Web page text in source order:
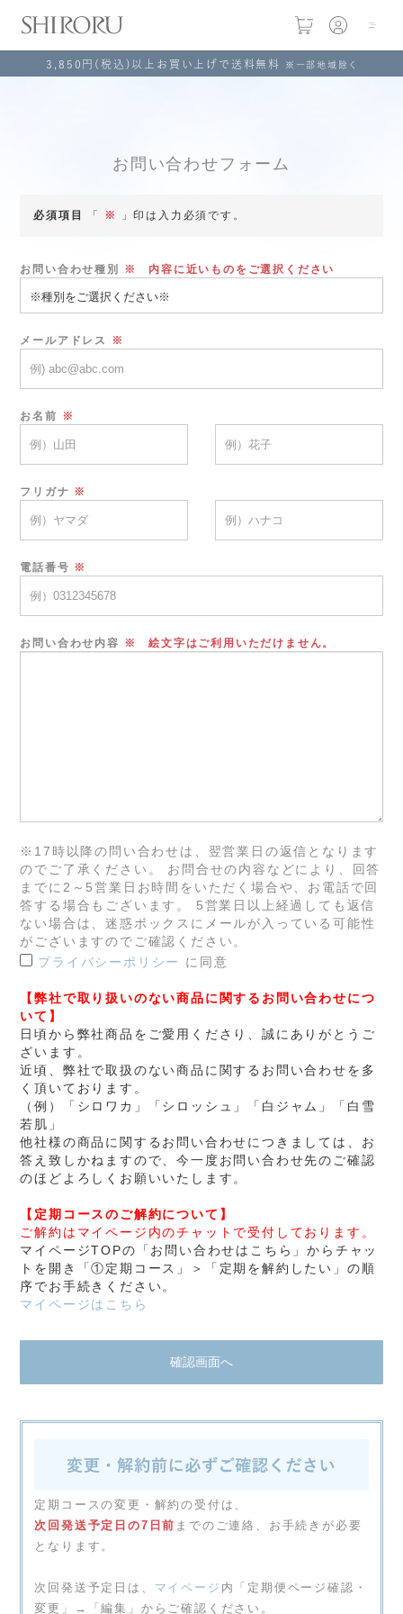
3,850円(税込)以上お買い上げで送料無料 ※一部地域除く
お問い合わせフォーム
必須項目 「 ※ 」印は入力必須です。
お問い合わせ種別 ※ 内容に近いものをご選択ください
メールアドレス ※
お名前 ※
フリガナ ※
電話番号 ※
お問い合わせ内容 ※ 絵文字はご利用いただけません。
※17時以降の問い合わせは、翌営業日の返信となります
のでご了承ください。 お問合せの内容などにより、回答
までに2～5営業日お時間をいただく場合や、お電話で回
答する場合もございます。 5営業日以上経過しても返信
ない場合は、迷惑ボックスにメールが入っている可能性
がございますのでご確認ください。
プライバシーポリシー
に同意
【弊社で取り扱いのない商品に関するお問い合わせにつ
いて】
日頃から弊社商品をご愛用くださり、誠にありがとうご
ざいます。
近頃、弊社で取扱のない商品に関するお問い合わせを多
く頂いております。
（例）「シロワカ」「シロッシュ」「白ジャム」「白雪
若肌」
他社様の商品に関するお問い合わせにつきましては、お
答え致しかねますので、今一度お問い合わせ先のご確認
のほどよろしくお願いいたします。
【定期コースのご解約について】
ご解約はマイページ内のチャットで受付しております。
マイページTOPの「お問い合わせはこちら」からチャッ
トを開き「①定期コース」＞「定期を解約したい」の順
序でお手続きください。
マイページはこちら
定期コースの変更・解約の受付は、
次回発送予定日の7日前 までのご連絡、お手続きが必要
となります。
次回発送予定日は、 マイページ 内「定期便ページ確認・
変更」→「編集」からご確認ください。